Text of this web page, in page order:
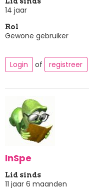
14 jaar
Rol
Gewone gebruiker
Login of registreer
InSpe
Lid sinds
11 jaar 6 maanden